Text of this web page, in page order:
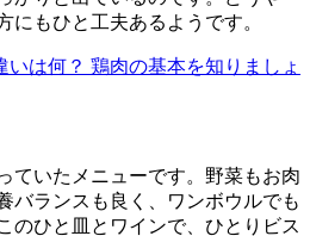
にもひと工夫あるようです。
いは何？ 鶏肉の基本を知りましょ
ていたメニューです。野菜もお肉
バランスも良く、ワンボウルでも
のひと皿とワインで、ひとりビス